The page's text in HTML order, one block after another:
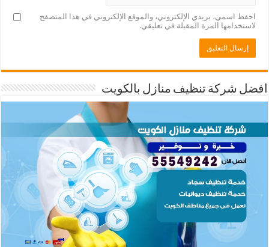
احفظ اسمي، بريدي الإلكتروني، والموقع الإلكتروني في هذا المتصفح
لاستخدامها المرة المقبلة في تعليقي.
افضل شركة تنظيف منازل بالكويت